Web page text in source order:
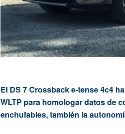
El DS 7 Crossback e-tense 4c4
WLTP para homologar datos de
enchufables, también la